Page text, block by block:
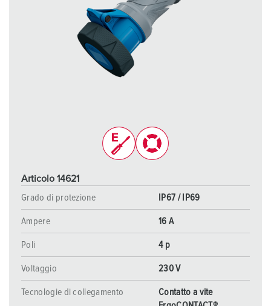
Articolo 14621
Grado di protezione
IP67 / IP69
Ampere 16 A
Poli 4 p
Voltaggio 230 V
Tecnologie di collegamento
Contatto a vite